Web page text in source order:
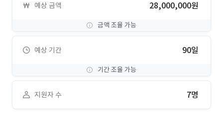
예상 금액 28,000,000원
금액 조율 가능
예상 기간 90일
기간 조율 가능
지원자 수 7명